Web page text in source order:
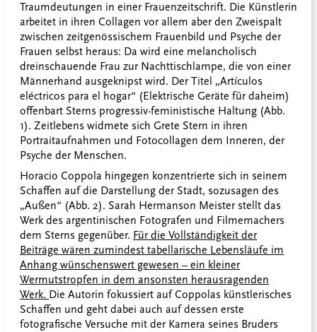
Traumdeutungen in einer Frauenzeitschrift. Die Künstlerin
arbeitet in ihren Collagen vor allem aber den Zweispalt
zwischen zeitgenössischem Frauenbild und Psyche der
Frauen selbst heraus: Da wird eine melancholisch
dreinschauende Frau zur Nachttischlampe, die von einer
Männerhand ausgeknipst wird. Der Titel „Artículos
eléctricos para el hogar“ (Elektrische Geräte für daheim)
offenbart Sterns progressiv-feministische Haltung (Abb.
1). Zeitlebens widmete sich Grete Stern in ihren
Portraitaufnahmen und Fotocollagen dem Inneren, der
Psyche der Menschen.
Horacio Coppola hingegen konzentrierte sich in seinem
Schaffen auf die Darstellung der Stadt, sozusagen des
„Außen“ (Abb. 2). Sarah Hermanson Meister stellt das
Werk des argentinischen Fotografen und Filmemachers
dem Sterns gegenüber. Für die Vollständigkeit der
Beiträge wären zumindest tabellarische Lebensläufe im
Anhang wünschenswert gewesen – ein kleiner
Wermutstropfen in dem ansonsten herausragenden
Werk. Die Autorin fokussiert auf Coppolas künstlerisches
Schaffen und geht dabei auch auf dessen erste
fotografische Versuche mit der Kamera seines Bruders